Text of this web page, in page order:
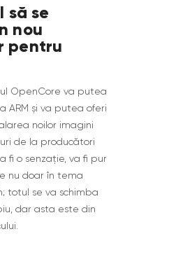
să se
nou
pentru
OpenCore va putea
ARM și va putea oferi
noilor imagini
de la producători
fi o senzație, va fi pur
nu doar în tema
totul se va schimba
dar asta este din